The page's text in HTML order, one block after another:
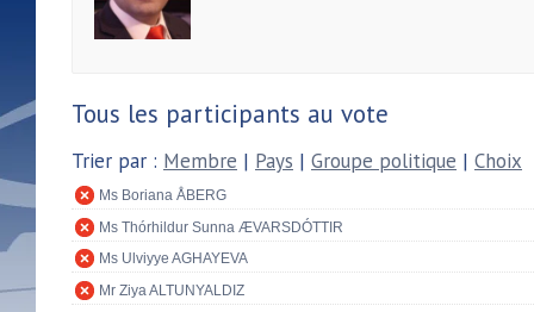
Tous les participants au vote
Trier par : Membre | Pays | Groupe politique | Choix
Ms Boriana ÅBERG
Ms Thórhildur Sunna ÆVARSDÓTTIR
Ms Ulviyye AGHAYEVA
Mr Ziya ALTUNYALDIZ